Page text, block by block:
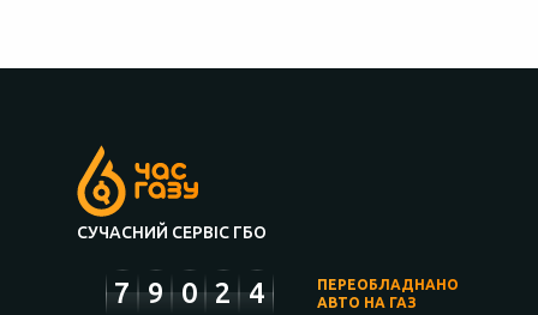
СУЧАСНИЙ СЕРВІС ГБО
7 9 0 2 4
ПЕРЕОБЛАДНАНО
АВТО НА ГАЗ